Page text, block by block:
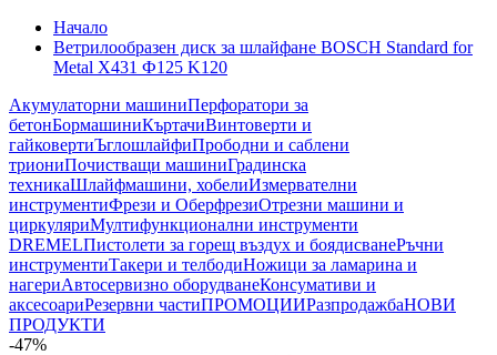
Начало
Ветрилообразен диск за шлайфане BOSCH Standard for
Metal X431 Ф125 K120
Акумулаторни машиниПерфоратори за
бетонБормашиниКъртачиВинтоверти и
гайковертиЪглошлайфиПрободни и саблени
триониПочистващи машиниГрадинска
техникаШлайфмашини, хобелиИзмервателни
инструментиФрези и ОберфрезиОтрезни машини и
циркуляриМултифункционални инструменти
DREMELПистолети за горещ въздух и боядисванеРъчни
инструментиТакери и телбодиНожици за ламарина и
нагериАвтосервизно оборудванеКонсумативи и
аксесоариРезервни частиПРОМОЦИИРазпродажбаНОВИ
ПРОДУКТИ
-47%